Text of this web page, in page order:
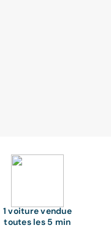
1 voiture vendue
toutes les 5 min